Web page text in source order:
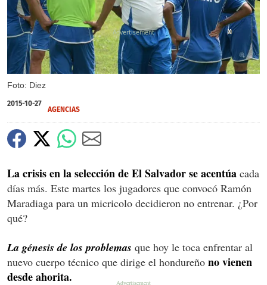
Foto: Diez
X
X
X
2015-10-27
AGENCIAS
La crisis en la selección de El Salvador se acentúa cada
días más. Este martes los jugadores que convocó Ramón
Maradiaga para un micricolo decidieron no entrenar. ¿Por
qué?
La génesis de los problemas que hoy le toca enfrentar al
nuevo cuerpo técnico que dirige el hondureño no vienen
desde ahorita.